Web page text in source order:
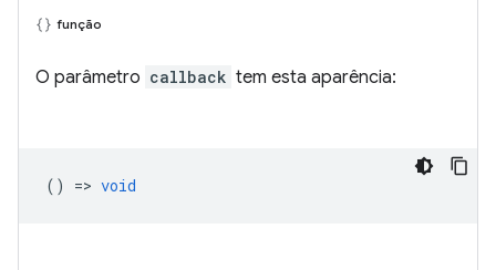
função
O parâmetro callback tem esta aparência:
() => void